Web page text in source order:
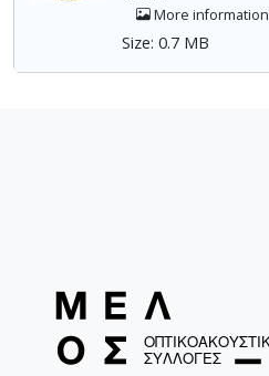
More information
Size: 0.7 MB